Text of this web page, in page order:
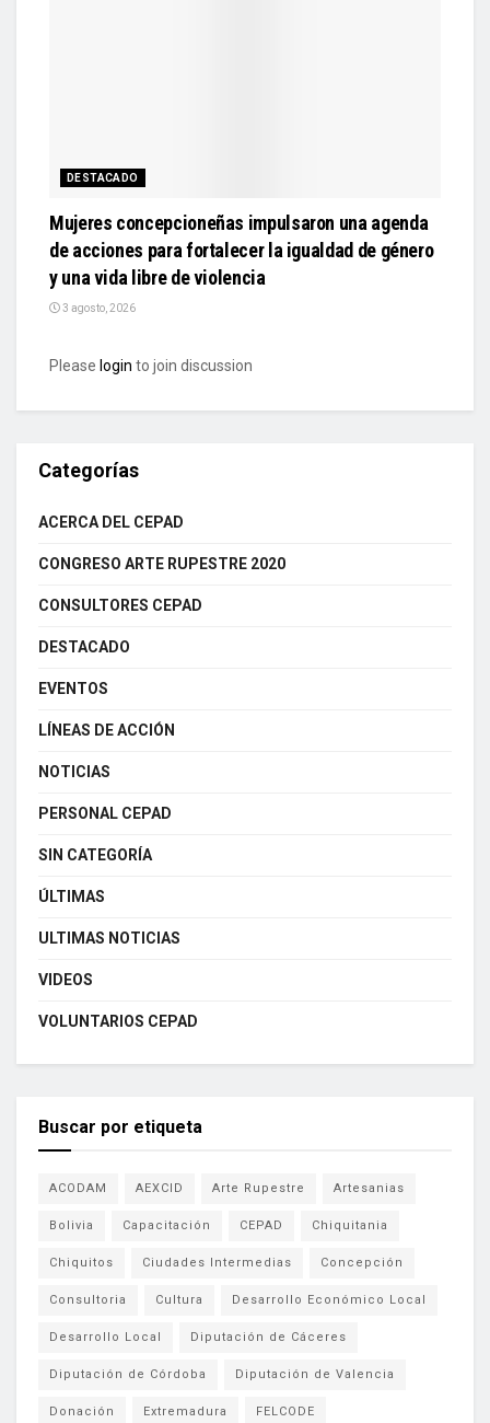
DESTACADO
Mujeres concepcioneñas impulsaron una agenda
de acciones para fortalecer la igualdad de género
y una vida libre de violencia
3 agosto, 2026
Please login to join discussion
Categorías
ACERCA DEL CEPAD
CONGRESO ARTE RUPESTRE 2020
CONSULTORES CEPAD
DESTACADO
EVENTOS
LÍNEAS DE ACCIÓN
NOTICIAS
PERSONAL CEPAD
SIN CATEGORÍA
ÚLTIMAS
ULTIMAS NOTICIAS
VIDEOS
VOLUNTARIOS CEPAD
Buscar por etiqueta
ACODAM AEXCID Arte Rupestre Artesanias
Bolivia Capacitación CEPAD Chiquitania
Chiquitos Ciudades Intermedias Concepción
Consultoria Cultura Desarrollo Económico Local
Desarrollo Local Diputación de Cáceres
Diputación de Córdoba Diputación de Valencia
Donación Extremadura FELCODE